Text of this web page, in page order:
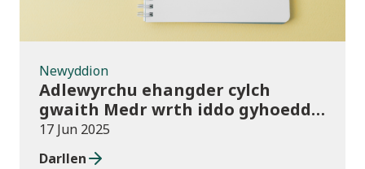
Newyddion
Adlewyrchu ehangder cylch
gwaith Medr wrth iddo gyhoeddi
ei Gynllun Gweithredol cyntaf
17 Jun 2025
Darllen